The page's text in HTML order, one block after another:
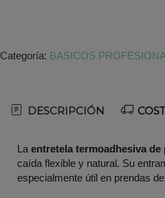
Categoría: BASICOS
DESCRIPCIÓN
Laentretela termoadhesiva
caída flexible y natural. Su
especialmente útil en prendas